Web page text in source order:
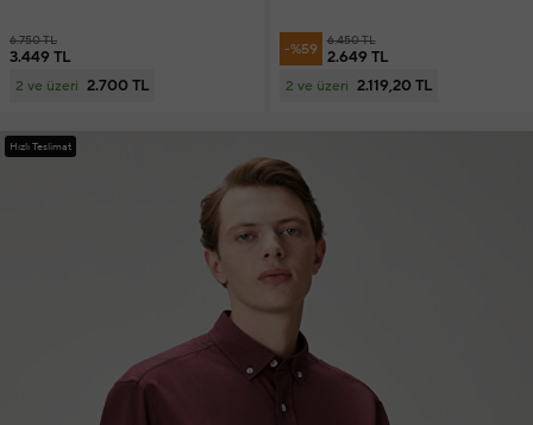
6.750 TL
3.449 TL
2 ve üzeri 2.700 TL
-%59 6.450 TL
2.649 TL
2 ve üzeri 2.119,20 TL
Hızlı Teslimat